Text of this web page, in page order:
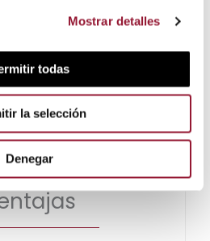
Mostrar detalles
todas
la selección
Denegar
Formato